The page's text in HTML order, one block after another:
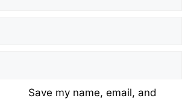
Save my name, email, and